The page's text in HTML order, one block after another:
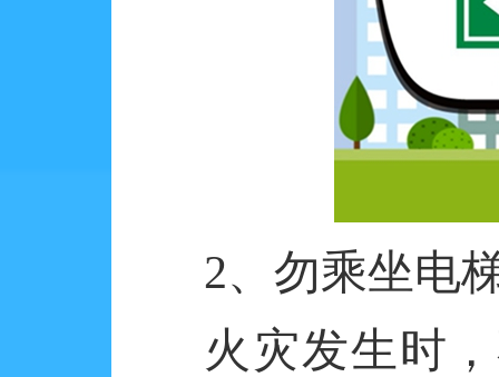
2、勿乘坐电
火灾发生时